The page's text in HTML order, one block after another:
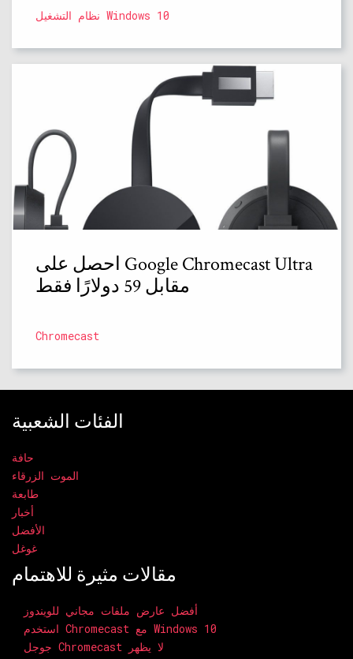
نظام التشغيل Windows 10
احصل على Google Chromecast Ultra
مقابل 59 دولارًا فقط
Chromecast
الفئات الشعبية
حافة
الموت الزرقاء
طابعة
أخبار
الأفضل
غوغل
مقالات مثيرة للاهتمام
أفضل عارض ملفات مجاني للويندوز
استخدم Chromecast مع Windows 10
جوجل Chromecast لا يظهر